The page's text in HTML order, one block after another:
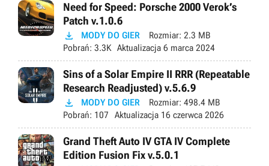
Need for Speed: Porsche 2000 Verok’s
Patch v.1.0.6
 MODY DO GIER Rozmiar: 2.3 MB
Pobrań: 3.3K Aktualizacja 6 marca 2024
Sins of a Solar Empire II RRR (Repeatable
Research Readjusted) v.5.6.9
 MODY DO GIER Rozmiar: 498.4 MB
Pobrań: 107 Aktualizacja 16 czerwca 2026
Grand Theft Auto IV GTA IV Complete
Edition Fusion Fix v.5.0.1